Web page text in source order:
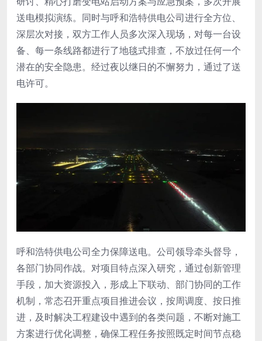
送电模拟演练。同时与呼和浩特供电公司进行全方位、
深层次对接，双方工作人员多次深入现场，对每一台设
备、每一条线路都进行了地毯式排查，不放过任何一个
潜在的安全隐患。经过夜以继日的不懈努力，通过了送
电许可。
呼和浩特供电公司全力保障送电。公司领导牵头督导，
各部门协同作战。对项目特点深入研究，通过创新管理
手段，加大资源投入，形成上下联动、部门协同的工作
机制，常态召开重点项目推进会议，按周调度、按日推
进，及时解决工程建设中遇到的各类问题，不断对施工
方案进行优化调整，确保工程任务按照既定时间节点稳